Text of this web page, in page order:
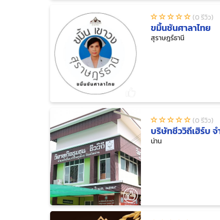
(0 รีวิว)
ขมิ้นชันศาลาไทย
สุราษฎร์ธานี
(0 รีวิว)
บริษัทชีววิถีเฮิร์บ
น่าน